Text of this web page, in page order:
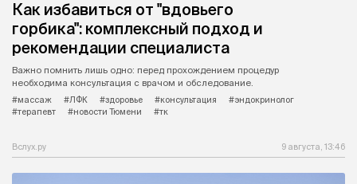
Как избавиться от "вдовьего
горбика": комплексный подход и
рекомендации специалиста
Важно помнить лишь одно: перед прохождением процедур
необходима консультация с врачом и обследование.
#массаж
#ЛФК #здоровье #консультация
#эндокринолог
#терапевт
#новости Тюмени #тк
Вслух.ру 9 августа, 13:46